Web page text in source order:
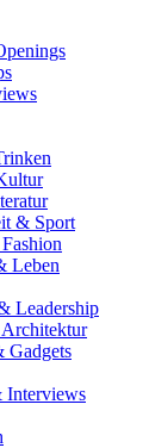
& Sport
Leben
Leadership
Gadgets
Interviews